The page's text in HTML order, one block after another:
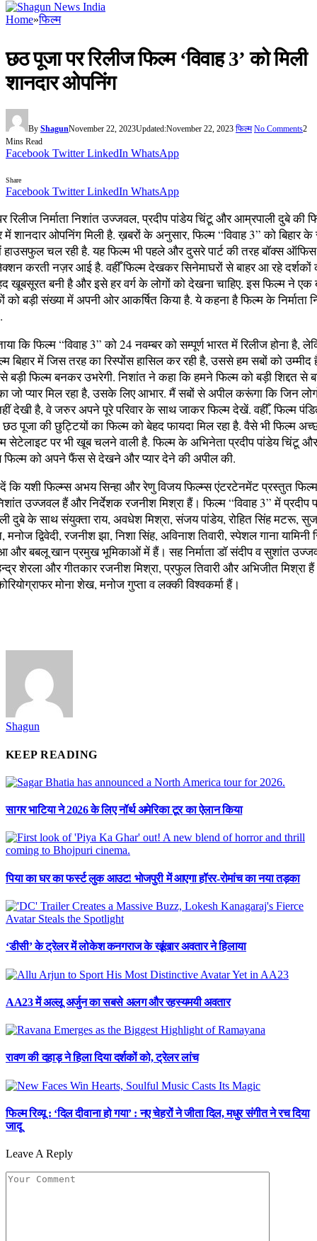
Home»फिल्म
छठ पूजा पर रिलीज फिल्म ‘विवाह 3’ को मिली
शानदार ओपनिंग
By ShagunNovember 22, 2023Updated:November 22, 2023 फिल्म No Comments2
Mins Read
Facebook Twitter LinkedIn WhatsApp
Share
Facebook Twitter LinkedIn WhatsApp
रिलीज निर्माता निशांत उज्जवल, प्रदीप पांडेय चिंटू और आम्रपाली दुबे की
में शानदार ओपनिंग मिली है. ख़बरों के अनुसार, फिल्म “विवाह 3” को बिहार के
हाउसफुल चल रही है. यह फिल्म भी पहले और दुसरे पार्ट की तरह बॉक्स
करती नज़र आई है. वहीँ फिल्म देखकर सिनेमाघरों से बाहर आ रहे दर्शकों
खूबसूरत बनी है और इसे हर वर्ग के लोगों को देखना चाहिए. इस फिल्म ने एक
को बड़ी संख्या में अपनी ओर आकर्षित किया है. ये कहना है फिल्म के निर्माता
कि फिल्म “विवाह 3” को 24 नवम्बर को सम्पूर्ण भारत में रिलीज होना है,
बिहार में जिस तरह का रिस्पोंस हासिल कर रही है, उससे हम सबों को उम्मीद
बड़ी फिल्म बनकर उभरेगी. निशांत ने कहा कि हमने फिल्म को बड़ी शिद्दत से
जो प्यार मिल रहा है, उसके लिए आभार. मैं सबों से अपील करूंगा कि जिन
देखी है, वे जरुर अपने पूरे परिवार के साथ जाकर फिल्म देखें. वहीँ, फिल्म
छठ पूजा की छुट्टियों का फिल्म को बेहद फायदा मिल रहा है. वैसे भी फिल्म
सेटेलाइट पर भी खूब चलने वाली है. फिल्म के अभिनेता प्रदीप पांडेय चिंटू
फिल्म को अपने फैंस से देखने और प्यार देने की अपील की.
कि यशी फिल्म्स अभय सिन्हा और रेणु विजय फिल्म्स एंटरटेनमेंट प्रस्तुत फिल्म
उज्जवल हैं और निर्देशक रजनीश मिश्रा हैं। फिल्म “विवाह 3” में प्रदीप
दुबे के साथ संयुक्ता राय, अवधेश मिश्रा, संजय पांडेय, रोहित सिंह मटरू,
मनोज द्विवेदी, रजनीश झा, निशा सिंह, अविनाश तिवारी, स्पेशल गाना
और बबलू खान प्रमुख भूमिकाओं में हैं। सह निर्माता डॉ संदीप व सुशांत
शेरला और गीतकार रजनीश मिश्रा, प्रफुल तिवारी और अभिजीत मिश्रा
मोना शेख, मनोज गुप्ता व लक्की विश्वकर्मा हैं।
Shagun
KEEP READING
सागर भाटिया ने 2026 के लिए नॉर्थ अमेरिका टूर का ऐलान किया
पिया का घर का फर्स्ट लुक आउट! भोजपुरी में आएगा हॉरर-रोमांच का नया तड़का
‘डीसी’ के ट्रेलर में लोकेश कनगराज के खूंखार अवतार ने हिलाया
AA23 में अल्लू अर्जुन का सबसे अलग और रहस्यमयी अवतार
रावण की दहाड़ ने हिला दिया दर्शकों को, ट्रेलर लांच
फिल्म रिव्यू : ‘दिल दीवाना हो गया’ : नए चेहरों ने जीता दिल, मधुर संगीत ने रच दिया
जादू
Leave A Reply